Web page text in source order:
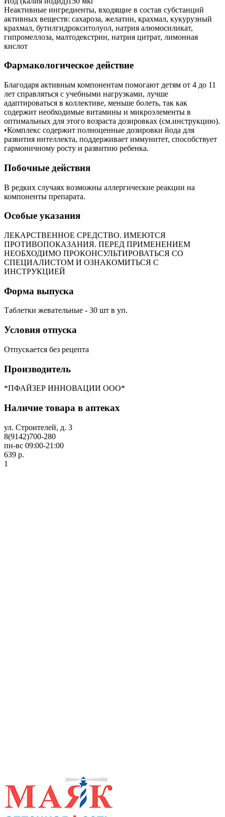
Неактивные ингредиенты, входящие в состав субстанций
активных веществ: сахароза, желатин, крахмал, кукурузный
крахмал, бутилгидрокситолуол, натрия алюмосиликат,
гипромеллоза, малтодекстрин, натрия цитрат, лимонная
кислот
Фармакологическое действие
Благодаря активным компонентам помогают детям от 4 до 11
лет справляться с учебными нагрузками, лучше
адаптироваться в коллективе, меньше болеть, так как
содержит необходимые витамины и микроэлементы в
оптимальных для этого возраста дозировках (см.инструкцию).
•Комплекс содержит полноценные дозировки йода для
развития интеллекта, поддерживает иммунитет, способствует
гармоничному росту и развитию ребенка.
Побочные действия
В редких случаях возможны аллергические реакции на
компоненты препарата.
Особые указания
ЛЕКАРСТВЕННОЕ СРЕДСТВО. ИМЕЮТСЯ
ПРОТИВОПОКАЗАНИЯ. ПЕРЕД ПРИМЕНЕНИЕМ
НЕОБХОДИМО ПРОКОНСУЛЬТИРОВАТЬСЯ СО
СПЕЦИАЛИСТОМ И ОЗНАКОМИТЬСЯ С
ИНСТРУКЦИЕЙ
Форма выпуска
Таблетки жевательные - 30 шт в уп.
Условия отпуска
Отпускается без рецепта
Производитель
*ПФАЙЗЕР ИННОВАЦИИ OOO*
Наличие товара в аптеках
ул. Строителей, д. 3
8(9142)700-280
пн-вс 09:00-21:00
639 р.
1